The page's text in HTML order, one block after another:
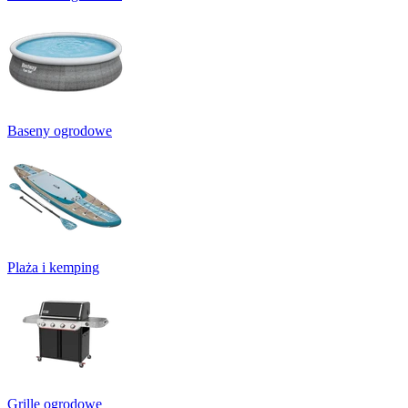
Baseny ogrodowe
Plaża i kemping
Grille ogrodowe